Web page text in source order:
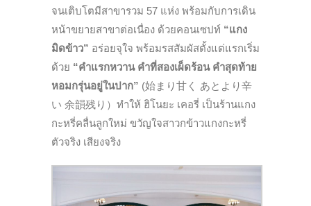
จนเติบโตมีสาขารวม 57 แห่ง พร้อมกับการเดิน
หน้าขยายสาขาต่อเนื่อง ด้วยคอนเซปท์ “แกง
มิดข้าว” อร่อยจุใจ พร้อมรสสัมผัสตั้งแต่แรกเริ่ม
ด้วย “คำแรกหวาน คำที่สองเผ็ดร้อน คำสุดท้าย
หอมกรุ่นอยู่ในปาก” (始まり甘く あとより辛
い 余韻残り） ทำให้ ฮิโนยะ เคอรี่ เป็นร้านแกง
กะหรี่คลื่นลูกใหม่ ขวัญใจสาวกข้าวแกงกะหรี่
ตัวจริง เสียงจริง